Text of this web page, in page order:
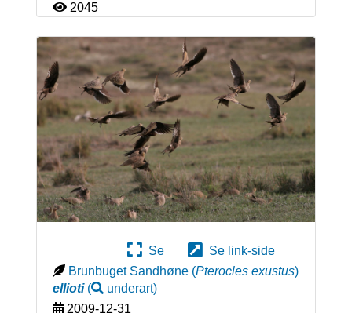
2045
Se
Se link-side
Brunbuget Sandhøne (Pterocles exustus)
ellioti( underart)
2009-12-31